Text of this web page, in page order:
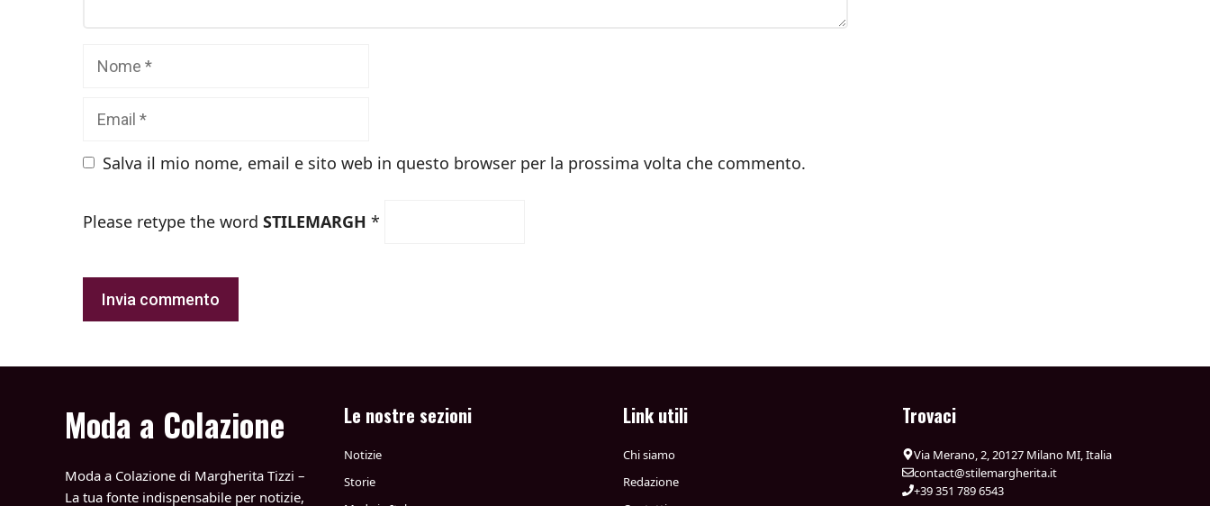
Salva il mio nome, email e sito web in questo browser per la prossima volta che commento.
Please retype the word STILEMARGH *
Moda a Colazione
Moda a Colazione di Margherita Tizzi –
La tua fonte indispensabile per notizie,
Le nostre sezioni
Notizie
Storie
Link utili
Chi siamo
Redazione
Trovaci
Via Merano, 2, 20127 Milano MI, Italia
contact@stilemargherita.it
+39 351 789 6543